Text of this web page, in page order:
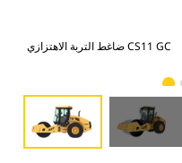
ضاغط التربة الاهتزازي CS11 GC